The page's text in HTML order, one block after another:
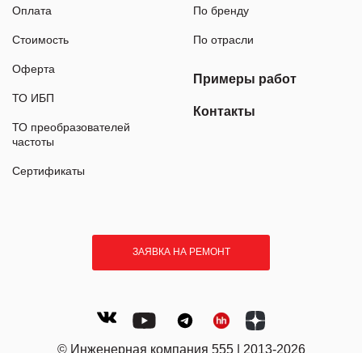
Оплата
Стоимость
Оферта
ТО ИБП
ТО преобразователей
частоты
Сертификаты
По бренду
По отрасли
Примеры работ
Контакты
ЗАЯВКА НА РЕМОНТ
© Инженерная компания 555 | 2013-2026